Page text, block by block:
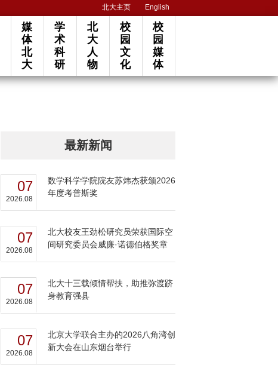
北大主页 English
媒
体
北
大
学
术
科
研
北
大
人
物
校
园
文
化
校
园
媒
体
最新新闻
07
2026.08
数学科学学院院友苏炜杰获颁2026
年度考普斯奖
07
2026.08
北大校友王劲松研究员荣获国际空
间研究委员会威廉·诺德伯格奖章
07
2026.08
北大十三载倾情帮扶，助推弥渡跻
身教育强县
07
2026.08
北京大学联合主办的2026八角湾创
新大会在山东烟台举行